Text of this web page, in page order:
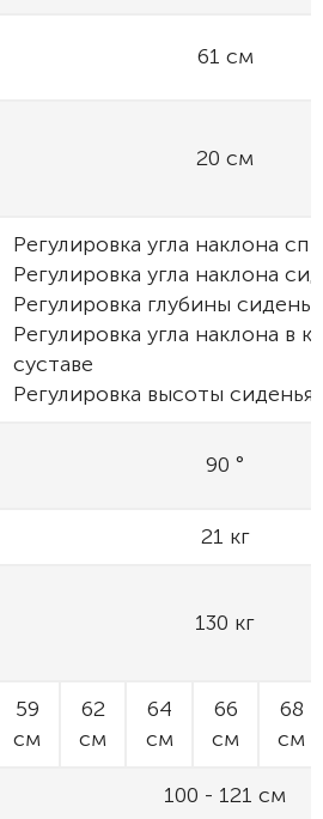
61 см
20 см
Регулировка угла наклона
Регулировка угла наклона
Регулировка глубины сиденья
Регулировка угла наклона в
суставе
Регулировка высоты сиденья
90 °
21 кг
130 кг
59
см
62
см
64
см
66
см
68
см
100 - 121 см